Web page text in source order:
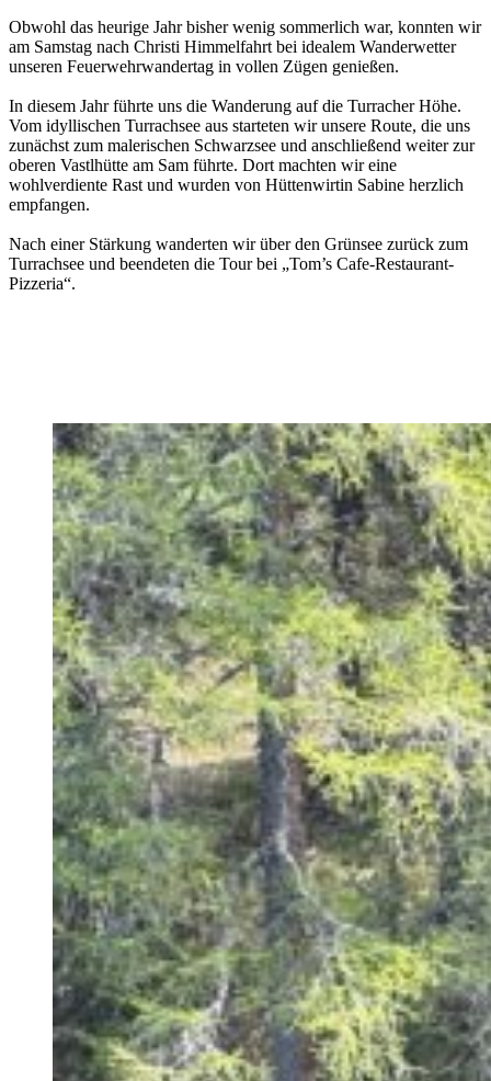
Obwohl das heurige Jahr bisher wenig sommerlich war, konnten wir
am Samstag nach Christi Himmelfahrt bei idealem Wanderwetter
unseren Feuerwehrwandertag in vollen Zügen genießen.
In diesem Jahr führte uns die Wanderung auf die Turracher Höhe.
Vom idyllischen Turrachsee aus starteten wir unsere Route, die uns
zunächst zum malerischen Schwarzsee und anschließend weiter zur
oberen Vastlhütte am Sam führte. Dort machten wir eine
wohlverdiente Rast und wurden von Hüttenwirtin Sabine herzlich
empfangen.
Nach einer Stärkung wanderten wir über den Grünsee zurück zum
Turrachsee und beendeten die Tour bei „Tom’s Cafe-Restaurant-
Pizzeria“.